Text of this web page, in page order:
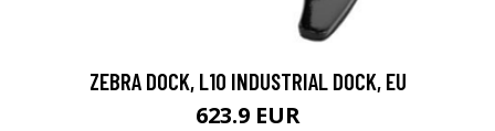
ZEBRA DOCK, L10 INDUSTRIAL DOCK, EU
623.9 EUR